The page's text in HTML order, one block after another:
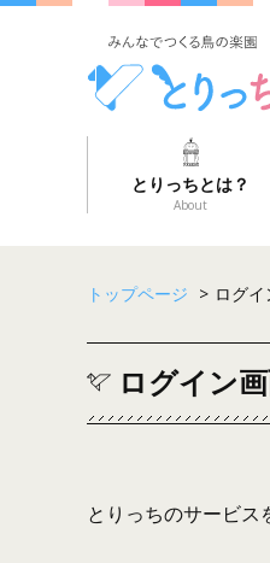
とりっちとは？
About
トップページ > ログ
ログイン
とりっちのサービス